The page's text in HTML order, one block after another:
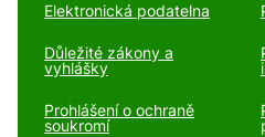
Elektronická podatelna
Důležité zákony a
vyhlášky
Prohlášení o ochraně
soukromí